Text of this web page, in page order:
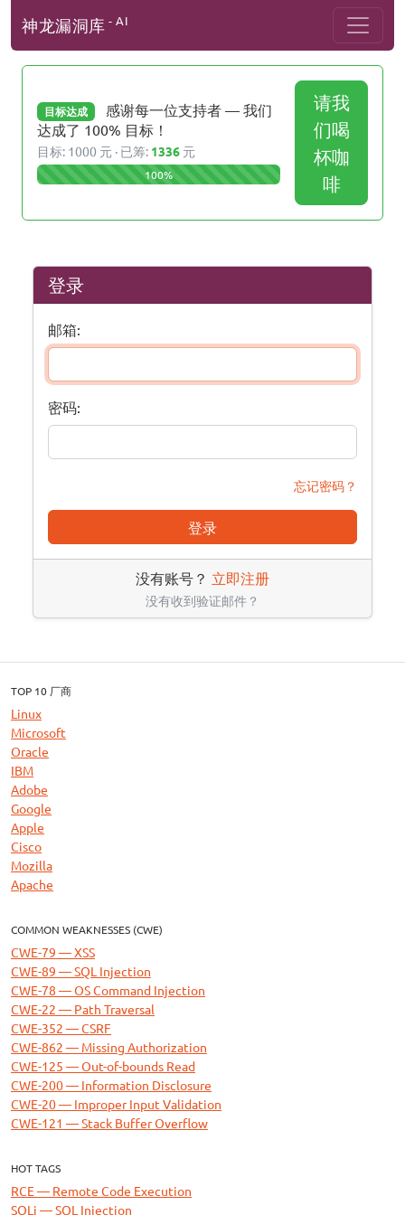
神龙漏洞库 - AI
目标达成
感谢每一位支持者 — 我们
达成了 100% 目标！
目标: 1000 元 · 已筹: 1336 元
100%
请我
们喝
杯咖
啡
登录
邮箱:
密码:
忘记密码？
登录
没有账号？ 立即注册
没有收到验证邮件？
TOP 10 厂商
Linux
Microsoft
Oracle
IBM
Adobe
Google
Apple
Cisco
Mozilla
Apache
COMMON WEAKNESSES (CWE)
CWE-79 — XSS
CWE-89 — SQL Injection
CWE-78 — OS Command Injection
CWE-22 — Path Traversal
CWE-352 — CSRF
CWE-862 — Missing Authorization
CWE-125 — Out-of-bounds Read
CWE-200 — Information Disclosure
CWE-20 — Improper Input Validation
CWE-121 — Stack Buffer Overflow
HOT TAGS
RCE — Remote Code Execution
SQLi — SQL Injection